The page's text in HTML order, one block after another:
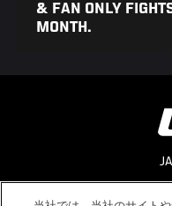
& FAN ONLY
MONTH.